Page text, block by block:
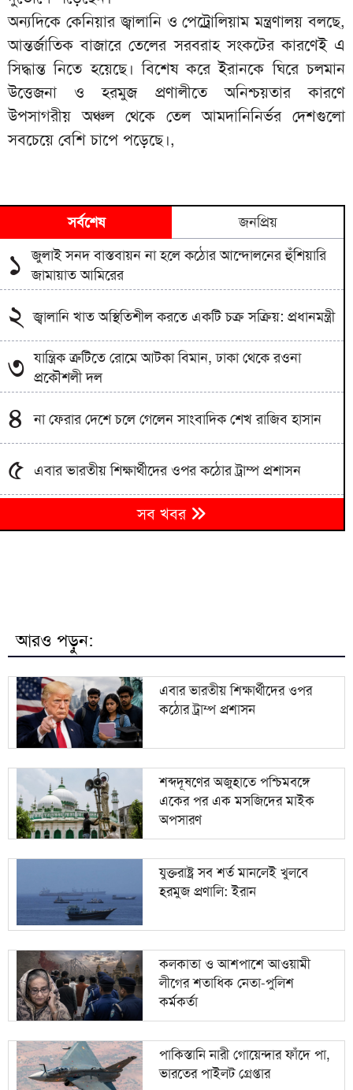
অন্যদিকে কেনিয়ার জ্বালানি ও পেট্রোলিয়াম মন্ত্রণালয় বলছে,
আন্তর্জাতিক বাজারে তেলের সরবরাহ সংকটের কারণেই এ
সিদ্ধান্ত নিতে হয়েছে। বিশেষ করে ইরানকে ঘিরে চলমান
উত্তেজনা ও হরমুজ প্রণালীতে অনিশ্চয়তার কারণে
উপসাগরীয় অঞ্চল থেকে তেল আমদানিনির্ভর দেশগুলো
সবচেয়ে বেশি চাপে পড়েছে।,
সর্বশেষ জনপ্রিয়
১ জুলাই সনদ বাস্তবায়ন না হলে কঠোর আন্দোলনের হুঁশিয়ারি
জামায়াত আমিরের
২ জ্বালানি খাত অস্থিতিশীল করতে একটি চক্র সক্রিয়: প্রধানমন্ত্রী
৩ যান্ত্রিক ত্রুটিতে রোমে আটকা বিমান, ঢাকা থেকে রওনা
প্রকৌশলী দল
৪ না ফেরার দেশে চলে গেলেন সাংবাদিক শেখ রাজিব হাসান
৫ এবার ভারতীয় শিক্ষার্থীদের ওপর কঠোর ট্রাম্প প্রশাসন
৬
আশুলিয়ায় কাফনের কাপড়সহ চিঠিতে প্রাণনাশের হুমকির
অভিযোগ
ঘিরে বাঁশখালীতে উৎসব
৯ মাইক অপসারণ
১০ হাম ও হামের উপসর্গ নিয়ে আরও চার জনের মৃত্যু
সব খবর
আরও পড়ুন:
এবার ভারতীয় শিক্ষার্থীদের ওপর
কঠোর ট্রাম্প প্রশাসন
শব্দদূষণের অজুহাতে পশ্চিমবঙ্গে
একের পর এক মসজিদের মাইক
অপসারণ
যুক্তরাষ্ট্র সব শর্ত মানলেই খুলবে
হরমুজ প্রণালি: ইরান
কলকাতা ও আশপাশে আওয়ামী
লীগের শতাধিক নেতা-পুলিশ
কর্মকর্তা
পাকিস্তানি নারী গোয়েন্দার ফাঁদে পা,
ভারতের পাইলট গ্রেপ্তার